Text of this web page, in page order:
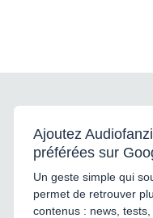
Ajoutez
préférées sur
Un geste simple qui
permet de retrouver
contenus : news,